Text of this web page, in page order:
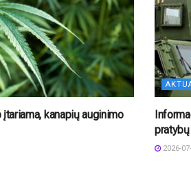
kanapių auginimo
2026-